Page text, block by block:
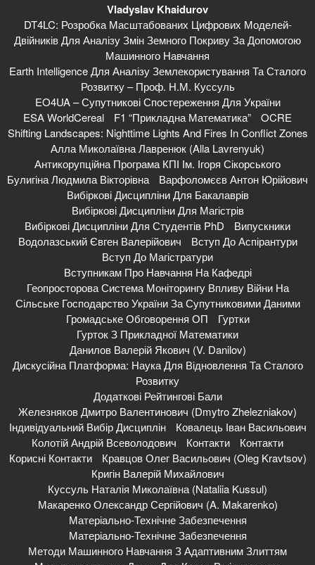
Vladyslav Khaidurov
DT4LC: Розробка Масштабованих Цифрових Моделей-
Двійників Для Аналізу Змін Земного Покриву За Допомогою
Машинного Навчання
Earth Intelligence Для Аналізу Землекористування Та Сталого
Розвитку – Проф. Н.М. Куссуль
EO4UA – Супутникові Спостереження Для України
ESA WorldCereal
F1 “Прикладна Математика”
OCRE
Shifting Landscapes: Nighttime Lights And Fires In Conflict Zones
Алла Миколаївна Лавренюк (Alla Lavrenyuk)
Антикорупційна Програма КПІ Ім. Ігоря Сікорського
Булигіна Людмила Вікторівна
Варфоломєєв Антон Юрійович
Вибіркові Дисципліни Для Бакалаврів
Вибіркові Дисципліни Для Магістрів
Вибіркові Дисципліни Для Студентів PhD
Випускники
Водолазський Євген Валерійович
Вступ До Аспірантури
Вступ До Магістратури
Вступникам Про Навчання На Кафедрі
Геопросторова Система Моніторингу Впливу Війни На
Сільське Господарство України За Супутниковими Даними
Громадське Обговорення ОП
Гуртки
Гурток З Прикладної Математики
Данилов Валерій Якович (V. Danilov)
Дискусійна Платформа: Наука Для Відновлення Та Сталого
Розвитку
Додаткові Рейтингові Бали
Железняков Дмитро Валентинович (Dmytro Zhelezniakov)
Індивідуальний Вибір Дисциплін
Ковалець Іван Васильович
Колотій Андрій Всеволодович
Контакти
Контакти
Корисні Контакти
Кравцов Олег Васильович (Oleg Kravtsov)
Кригін Валерій Михайлович
Куссуль Наталія Миколаївна (Nataliia Kussul)
Макаренко Олександр Сергійович (A. Makarenko)
Матеріально-Технічне Забезпечення
Матеріально-Технічне Забезпечення
Методи Машинного Навчання З Адаптивним Злиттям